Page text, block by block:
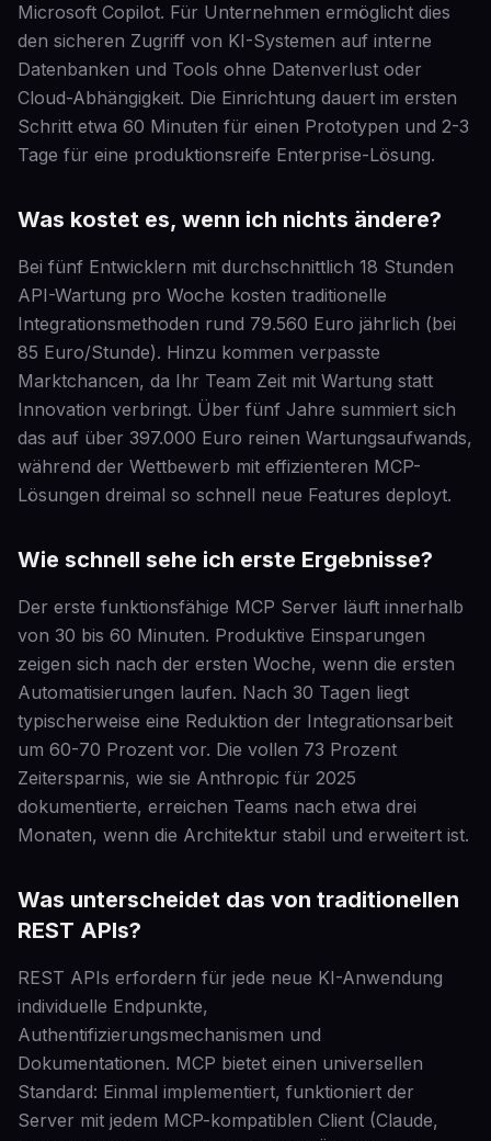
Microsoft Copilot. Für Unternehmen ermöglicht dies
den sicheren Zugriff von KI-Systemen auf interne
Datenbanken und Tools ohne Datenverlust oder
Cloud-Abhängigkeit. Die Einrichtung dauert im ersten
Schritt etwa 60 Minuten für einen Prototypen und 2-3
Tage für eine produktionsreife Enterprise-Lösung.
Was kostet es, wenn ich nichts ändere?
Bei fünf Entwicklern mit durchschnittlich 18 Stunden
API-Wartung pro Woche kosten traditionelle
Integrationsmethoden rund 79.560 Euro jährlich (bei
85 Euro/Stunde). Hinzu kommen verpasste
Marktchancen, da Ihr Team Zeit mit Wartung statt
Innovation verbringt. Über fünf Jahre summiert sich
das auf über 397.000 Euro reinen Wartungsaufwands,
während der Wettbewerb mit effizienteren MCP-
Lösungen dreimal so schnell neue Features deployt.
Wie schnell sehe ich erste Ergebnisse?
Der erste funktionsfähige MCP Server läuft innerhalb
von 30 bis 60 Minuten. Produktive Einsparungen
zeigen sich nach der ersten Woche, wenn die ersten
Automatisierungen laufen. Nach 30 Tagen liegt
typischerweise eine Reduktion der Integrationsarbeit
um 60-70 Prozent vor. Die vollen 73 Prozent
Zeitersparnis, wie sie Anthropic für 2025
dokumentierte, erreichen Teams nach etwa drei
Monaten, wenn die Architektur stabil und erweitert ist.
Was unterscheidet das von traditionellen
REST APIs?
REST APIs erfordern für jede neue KI-Anwendung
individuelle Endpunkte,
Authentifizierungsmechanismen und
Dokumentationen. MCP bietet einen universellen
Standard: Einmal implementiert, funktioniert der
Server mit jedem MCP-kompatiblen Client (Claude,